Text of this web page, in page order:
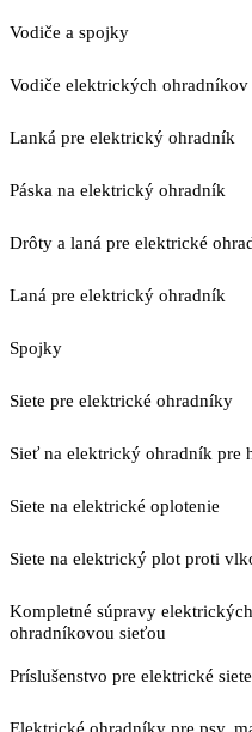
Vodiče a spojky
Vodiče elektrických ohradníkov
Lanká pre elektrický ohradník
Páska na elektrický ohradník
Drôty a laná pre elektrické
Laná pre elektrický ohradník
Spojky
Siete pre elektrické ohradníky
Sieť na elektrický ohradník pre
Siete na elektrické oplotenie
Siete na elektrický plot proti
Kompletné súpravy
ohradníkovou sieťou
Príslušenstvo pre elektrické siete
Elektrické ohradníky pre psy,